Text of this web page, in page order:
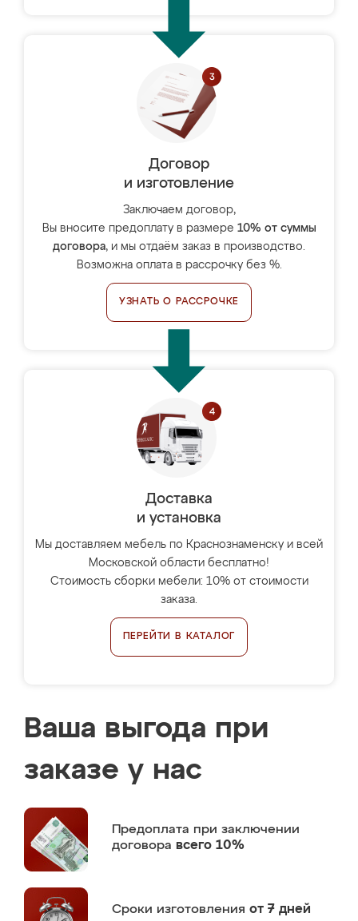
Договор
и изготовление
Заключаем договор,
Вы вносите предоплату в размере 10% от суммы
договора, и мы отдаём заказ в производство.
Возможна оплата в рассрочку без %.
УЗНАТЬ О РАССРОЧКЕ
Доставка
и установка
Мы доставляем мебель по Краснознаменску и всей
Московской области бесплатно!
Стоимость сборки мебели: 10% от стоимости
заказа.
ПЕРЕЙТИ В КАТАЛОГ
Ваша выгода при
заказе у нас
Предоплата при заключении
договора всего 10%
Сроки изготовления от 7 дней